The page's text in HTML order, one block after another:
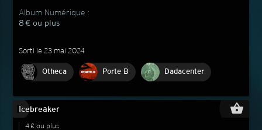
Album Numérique :
8 € ou plus
Sorti le 23 mai 2024
Otheca Porte B Dadacenter
play_circle_filled shopping_basket
Icebreaker
4 € ou plus